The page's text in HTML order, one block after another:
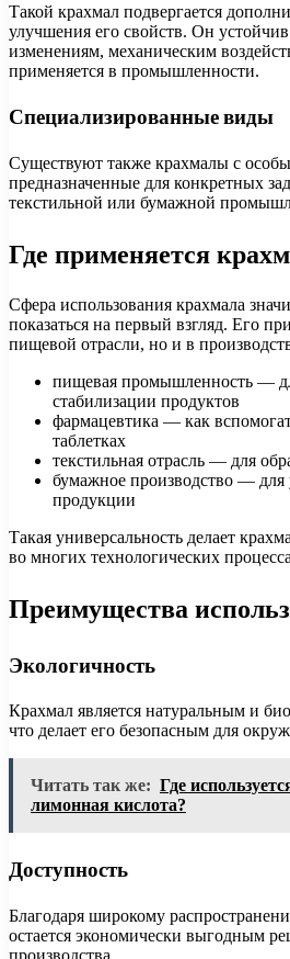
Такой крахмал подвергается
улучшения его свойств. Он
изменениям, механическим
применяется в промышленности.
Специализированные виды
Существуют также крахмалы с
предназначенные для конкретных
текстильной или бумажной
Где применяется
Сфера использования крахмала
показаться на первый взгляд. Его
пищевой отрасли, но и в
пищевая промышленность —
стабилизации продуктов
фармацевтика — как
таблетках
текстильная отрасль — для
бумажное производство — для
продукции
Такая универсальность делает
во многих технологических
Преимущества
Экологичность
Крахмал является натуральным и
что делает его безопасным для
Читать так же: Где
лимонная кислота?
Доступность
Благодаря широкому
остается экономически выгодным
производства.